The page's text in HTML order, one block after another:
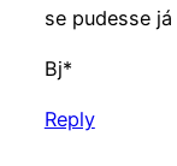
se pudesse
Bj*
Reply